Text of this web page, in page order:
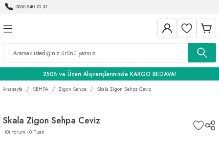
0850 840 70 37
250₺ ve Üzeri Alışverişlerinizde KARGO BEDAVA!
Anasayfa SEHPA Zigon Sehpa Skala Zigon Sehpa Ceviz
Skala Zigon Sehpa Ceviz
(0) Yorum - 0 Puan